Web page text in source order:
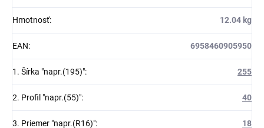
Hmotnosť: 12.04 kg
EAN: 6958460905950
1. Šírka "napr.(195)": 255
2. Profil "napr.(55)": 40
3. Priemer "napr.(R16)": 18